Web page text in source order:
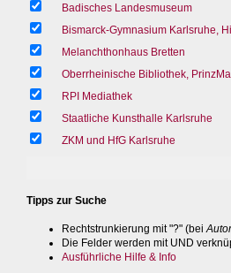
Badisches Landesmuseum
Bismarck-Gymnasium Karlsruhe,
Melanchthonhaus Bretten
Oberrheinische Bibliothek,
RPI Mediathek
Staatliche Kunsthalle Karlsruhe
ZKM und HfG Karlsruhe
Tipps zur Suche
Rechtstrunkierung mit "?" (bei Autor
Die Felder werden mit UND
Ausführliche Hilfe & Info